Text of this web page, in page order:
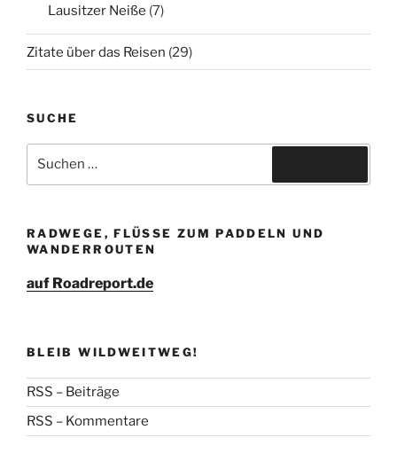
Lausitzer Neiße (7)
Zitate über das Reisen (29)
SUCHE
nach:
Suchen
RADWEGE, FLÜSSE ZUM PADDELN UND
WANDERROUTEN
auf Roadreport.de
BLEIB WILDWEITWEG!
RSS – Beiträge
RSS – Kommentare